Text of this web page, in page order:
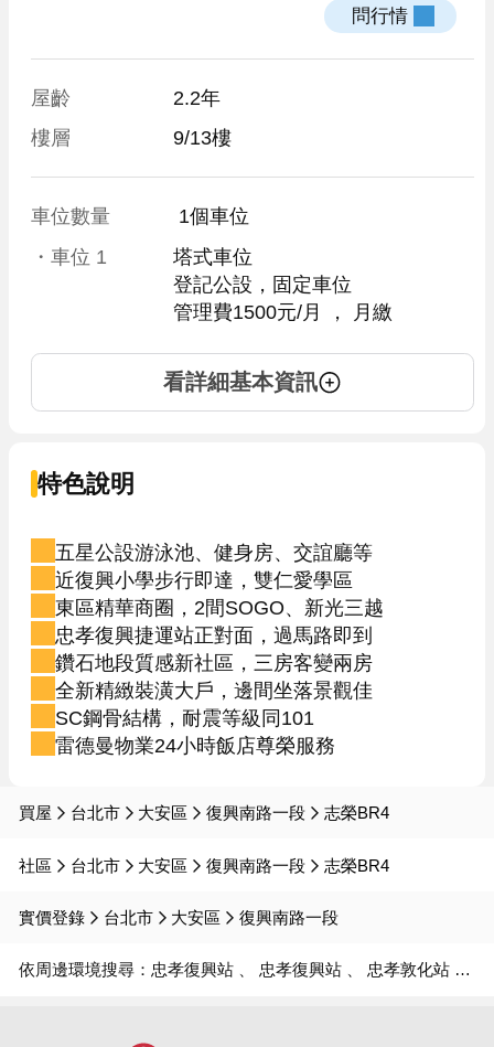
屋齡
2.2年
樓層
9/13樓
車位數量
1個車位
・車位 1
塔式車位
登記公設，固定車位
管理費1500元/月
， 月繳
看詳細基本資訊
特色說明
五星公設游泳池、健身房、交誼廳等
近復興小學步行即達，雙仁愛學區
東區精華商圈，2間SOGO、新光三越
忠孝復興捷運站正對面，過馬路即到
鑽石地段質感新社區，三房客變兩房
全新精緻裝潢大戶，邊間坐落景觀佳
SC鋼骨結構，耐震等級同101
雷德曼物業24小時飯店尊榮服務
買屋 台北市 大安區 復興南路一段 志榮BR4
社區 台北市 大安區 復興南路一段 志榮BR4
實價登錄 台北市 大安區 復興南路一段
依周邊環境搜尋： 忠孝復興站 忠孝復興站 忠孝敦化站